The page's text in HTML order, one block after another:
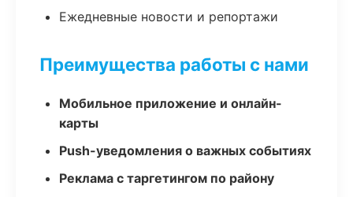
Ежедневные новости и репортажи
Преимущества работы с нами
Мобильное приложение и онлайн-
карты
Push-уведомления о важных событиях
Реклама с таргетингом по району